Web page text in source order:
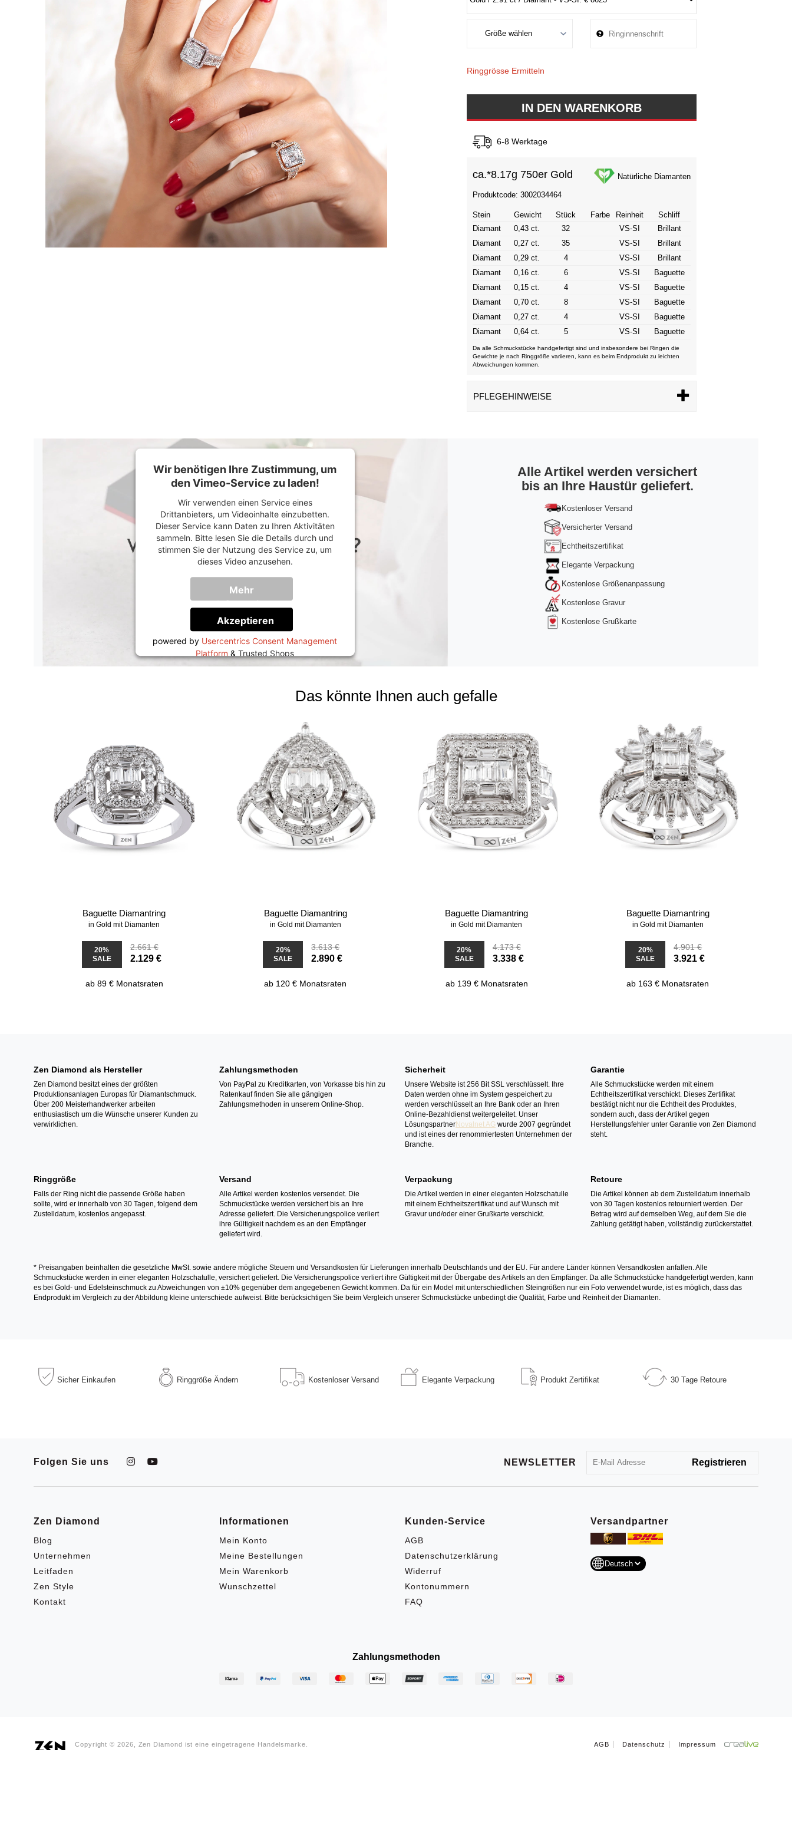
Ringgrösse Ermitteln
6-8 Werktage
ca.*8.17g 750er Gold Natürliche Diamanten
Produktcode: 3002034464
Stein Gewicht Stück Farbe Reinheit
Schliff
Diamant
0,43 ct. 32 VS-SI
Brillant
Diamant
0,27 ct. 35 VS-SI
Brillant
Diamant
0,29 ct. 4 VS-SI
Brillant
Diamant
0,16 ct. 6 VS-SI
Baguette
Diamant
0,15 ct. 4 VS-SI
Baguette
Diamant
0,70 ct. 8 VS-SI
Baguette
Diamant
0,27 ct. 4 VS-SI
Baguette
Diamant
0,64 ct. 5 VS-SI Baguette
Da alle Schmuckstücke handgefertigt sind und insbesondere bei Ringen die
Gewichte je nach Ringgröße variieren, kann es beim Endprodukt zu leichten
Abweichungen kommen.
PFLEGEHINWEISE
Wir benötigen Ihre Zustimmung, um
den Vimeo-Service zu laden!
Wir verwenden einen Service eines
Drittanbieters, um Videoinhalte einzubetten.
Dieser Service kann Daten zu Ihren Aktivitäten
sammeln. Bitte lesen Sie die Details durch und
stimmen Sie der Nutzung des Service zu, um
dieses Video anzusehen.
Mehr
Informationen
Akzeptieren
powered by Usercentrics Consent Management
Platform&Trusted Shops
Alle Artikel werden versichert
bis an Ihre Haustür geliefert.
Kostenloser Versand
Versicherter Versand
Echtheitszertifikat
Elegante Verpackung
Kostenlose Größenanpassung
Kostenlose Gravur
Kostenlose Grußkarte
Das könnte Ihnen auch gefalle
Baguette Diamantring
in Gold mit Diamanten
20%
SALE
2.661 €
2.129 €
ab 89 € Monatsraten
Baguette Diamantring
in Gold mit Diamanten
20%
SALE
3.613 €
2.890 €
ab 120 € Monatsraten
Baguette Diamantring
in Gold mit Diamanten
20%
SALE
4.173 €
3.338 €
ab 139 € Monatsraten
Baguette Diamantring
in Gold mit Diamanten
20%
SALE
4.901 €
3.921 €
ab 163 € Monatsraten
Zen Diamond als Hersteller
Zen Diamond besitzt eines der größten
Produktionsanlagen Europas für Diamantschmuck.
Über 200 Meisterhandwerker arbeiten
enthusiastisch um die Wünsche unserer Kunden zu
verwirklichen.
Zahlungsmethoden
Von PayPal zu Kreditkarten, von Vorkasse bis hin zu
Ratenkauf finden Sie alle gängigen
Zahlungsmethoden in unserem Online-Shop.
Sicherheit
Unsere Website ist 256 Bit SSL verschlüsselt. Ihre
Daten werden ohne im System gespeichert zu
werden verschlüsselt an Ihre Bank oder an Ihren
Online-Bezahldienst weitergeleitet. Unser
LösungspartnerNovalnet AG wurde 2007 gegründet
und ist eines der renommiertesten Unternehmen der
Branche.
Garantie
Alle Schmuckstücke werden mit einem
Echtheitszertifikat verschickt. Dieses Zertifikat
bestätigt nicht nur die Echtheit des Produktes,
sondern auch, dass der Artikel gegen
Herstellungsfehler unter Garantie von Zen Diamond
steht.
Ringgröße
Falls der Ring nicht die passende Größe haben
sollte, wird er innerhalb von 30 Tagen, folgend dem
Zustelldatum, kostenlos angepasst.
Versand
Alle Artikel werden kostenlos versendet. Die
Schmuckstücke werden versichert bis an Ihre
Adresse geliefert. Die Versicherungspolice verliert
ihre Gültigkeit nachdem es an den Empfänger
geliefert wird.
Verpackung
Die Artikel werden in einer eleganten Holzschatulle
mit einem Echtheitszertifikat und auf Wunsch mit
Gravur und/oder einer Grußkarte verschickt.
Retoure
Die Artikel können ab dem Zustelldatum innerhalb
von 30 Tagen kostenlos retourniert werden. Der
Betrag wird auf demselben Weg, auf dem Sie die
Zahlung getätigt haben, vollständig zurückerstattet.
* Preisangaben beinhalten die gesetzliche MwSt. sowie andere mögliche Steuern und Versandkosten für Lieferungen innerhalb Deutschlands und der EU. Für andere Länder können Versandkosten anfallen. Alle
Schmuckstücke werden in einer eleganten Holzschatulle, versichert geliefert. Die Versicherungspolice verliert ihre Gültigkeit mit der Übergabe des Artikels an den Empfänger. Da alle Schmuckstücke handgefertigt werden, kann
es bei Gold- und Edelsteinschmuck zu Abweichungen von ±10% gegenüber dem angegebenen Gewicht kommen. Da für ein Model mit unterschiedlichen Steingrößen nur ein Foto verwendet wurde, ist es möglich, dass das
Endprodukt im Vergleich zu der Abbildung kleine unterschiede aufweist. Bitte berücksichtigen Sie beim Vergleich unserer Schmuckstücke unbedingt die Qualität, Farbe und Reinheit der Diamanten.
Sicher Einkaufen RinggrößeÄndern Kostenloser Versand Elegante Verpackung Produkt Zertifikat 30 Tage Retoure
Folgen Sie uns NEWSLETTER
Zen Diamond
Blog
Unternehmen
Leitfaden
Zen Style
Kontakt
Informationen
Mein Konto
Meine Bestellungen
Mein Warenkorb
Wunschzettel
Kunden-Service
AGB
Datenschutzerklärung
Widerruf
Kontonummern
FAQ
Versandpartner
Zahlungsmethoden
Copyright © 2026, Zen Diamond ist eine eingetragene Handelsmarke. AGB Datenschutz Impressum